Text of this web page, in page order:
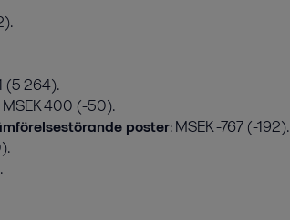
(5 264).
MSEK 400 (-50).
poster: MSEK -767 (-192).